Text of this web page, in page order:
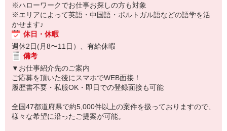
※ハローワークでお仕事お探しの方も対象
※エリアによって英語・中国語・ポルトガル語などの語学を活
かせます♪
休日・休暇
週休2日(月8〜11日）、有給休暇
備考
▼お仕事紹介先のご案内
ご応募を頂いた後にスマホでWEB面接！
履歴書不要・私服OK・即日での登録面接も可能
全国47都道府県で約5,000件以上の案件を扱っておりますので、
様々な希望に沿ったご提案が可能。